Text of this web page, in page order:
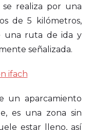
se realiza por una
de 5 kilómetros,
una ruta de ida y
señalizada.
un aparcamiento
es una zona sin
estar lleno, así